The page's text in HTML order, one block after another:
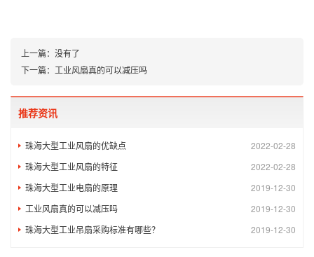
上一篇： 没有了
下一篇： 工业风扇真的可以减压吗
推荐资讯
2022-02-28
珠海大型工业风扇的优缺点
2022-02-28
珠海大型工业风扇的特征
2019-12-30
珠海大型工业电扇的原理
2019-12-30
工业风扇真的可以减压吗
2019-12-30
珠海大型工业吊扇采购标准有哪些？